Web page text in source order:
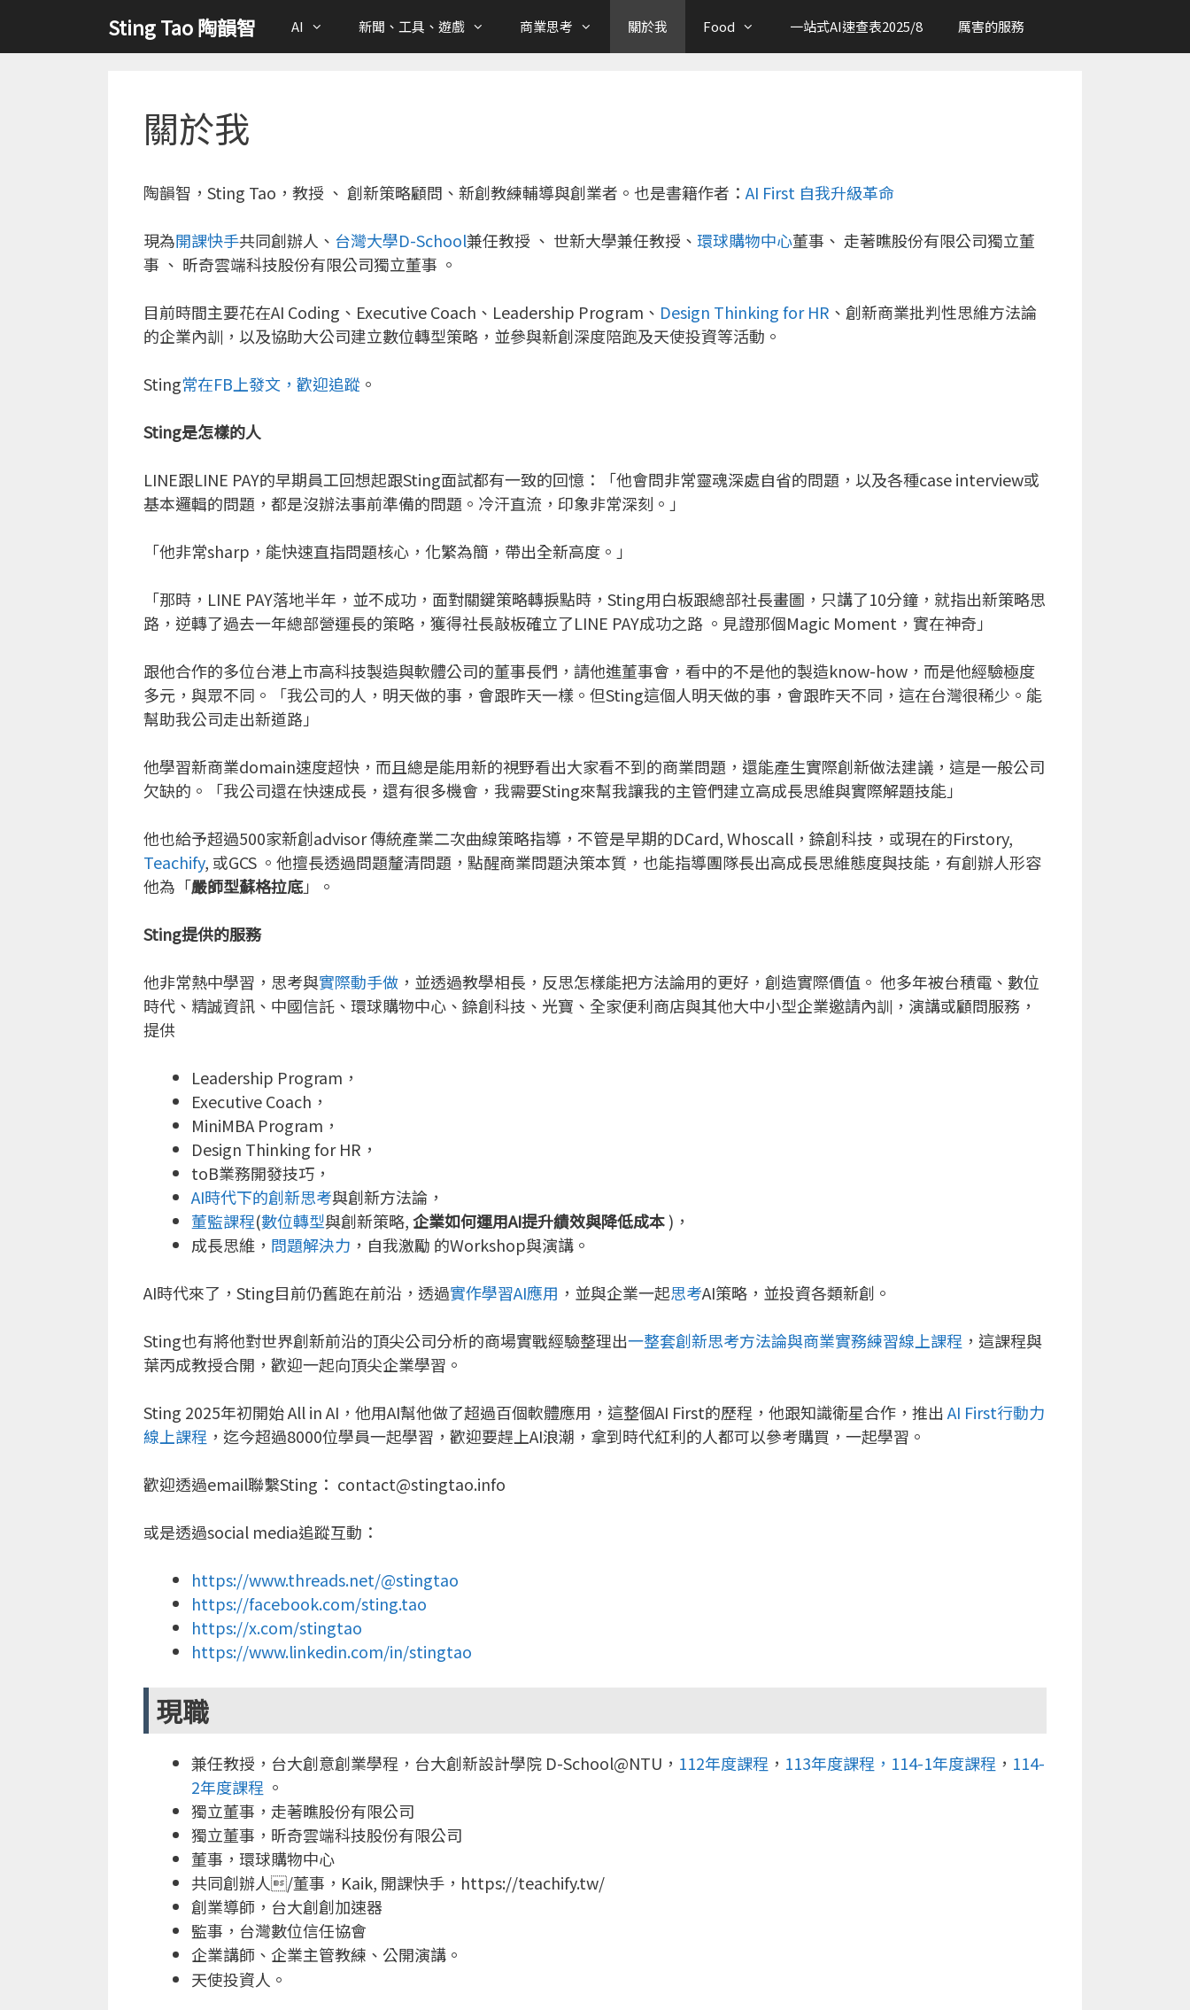
主
Sting Tao 陶韻智 AI 新聞、工具、遊戲 商業思考 關於我 Food 一站式AI速查表2025/8 厲害的服務
關於我
陶韻智，Sting Tao，教授 、 創新策略顧問、新創教練輔導與創業者。也是書籍作者： AI First 自我升級革命
現為開課快手共同創辦人、 台灣大學D-School兼任教授 、 世新大學兼任教授、 環球購物中心董事、 走著瞧股份有限公司獨立董
事 、 昕奇雲端科技股份有限公司獨立董事 。
目前時間主要花在AI Coding、Executive Coach、Leadership Program、 Design Thinking for HR 、創新商業批判性思維方法論
的企業內訓，以及協助大公司建立數位轉型策略，並參與新創深度陪跑及天使投資等活動。
Sting常在FB上發文，歡迎追蹤 。
Sting是怎樣的人
LINE跟LINE PAY的早期員工回想起跟Sting面試都有一致的回憶：「他會問非常靈魂深處自省的問題，以及各種case interview或
基本邏輯的問題，都是沒辦法事前準備的問題。冷汗直流，印象非常深刻。」
「他非常sharp，能快速直指問題核心，化繁為簡，帶出全新高度。」
「那時，LINE PAY落地半年，並不成功，面對關鍵策略轉捩點時，Sting用白板跟總部社長畫圖，只講了10分鐘，就指出新策略思
路，逆轉了過去一年總部營運長的策略，獲得社長敲板確立了LINE PAY成功之路 。見證那個Magic Moment，實在神奇」
跟他合作的多位台港上市高科技製造與軟體公司的董事長們，請他進董事會，看中的不是他的製造know-how，而是他經驗極度
多元，與眾不同。「我公司的人，明天做的事，會跟昨天一樣。但Sting這個人明天做的事，會跟昨天不同，這在台灣很稀少。能
幫助我公司走出新道路」
他學習新商業domain速度超快，而且總是能用新的視野看出大家看不到的商業問題，還能產生實際創新做法建議，這是一般公司
欠缺的。「我公司還在快速成長，還有很多機會，我需要Sting來幫我讓我的主管們建立高成長思維與實際解題技能」
他也給予超過500家新創advisor 傳統產業二次曲線策略指導，不管是早期的DCard, Whoscall，錼創科技，或現在的Firstory,
Teachify, 或GCS 。他擅長透過問題釐清問題，點醒商業問題決策本質，也能指導團隊長出高成長思維態度與技能，有創辦人形容
他為「嚴師型蘇格拉底」。
Sting提供的服務
他非常熱中學習，思考與實際動手做 ，並透過教學相長，反思怎樣能把方法論用的更好，創造實際價值。 他多年被台積電、數位
時代、精誠資訊、中國信託、環球購物中心、錼創科技、光寶、全家便利商店與其他大中小型企業邀請內訓，演講或顧問服務，
提供
Leadership Program，
Executive Coach，
MiniMBA Program，
Design Thinking for HR，
toB業務開發技巧，
AI時代下的創新思考與創新方法論，
董監課程(數位轉型與創新策略,企業如何運用AI提升績效與降低成本)，
成長思維， 問題解決力 ，自我激勵 的Workshop與演講。
AI時代來了，Sting目前仍舊跑在前沿，透過實作學習AI應用 ，並與企業一起思考AI策略，並投資各類新創。
Sting也有將他對世界創新前沿的頂尖公司分析的商場實戰經驗整理出一整套創新思考方法論與商業實務練習線上課程 ，這課程與
葉丙成教授合開，歡迎一起向頂尖企業學習。
Sting 2025年初開始 All in AI，他用AI幫他做了超過百個軟體應用，這整個AI First的歷程，他跟知識衛星合作，推出 AI First行動力
線上課程 ，迄今超過8000位學員一起學習，歡迎要趕上AI浪潮，拿到時代紅利的人都可以參考購買，一起學習。
歡迎透過email聯繫Sting： contact@stingtao.info
或是透過social media追蹤互動：
https://www.threads.net/@stingtao
https://facebook.com/sting.tao
https://x.com/stingtao
https://www.linkedin.com/in/stingtao
現職
兼任教授，台大創意創業學程，台大創新設計學院 D-School@NTU， 112年度課程 ， 113年度課程 ，114-1年度課程 ， 114-
2年度課程 。
獨立董事，走著瞧股份有限公司
獨立董事，昕奇雲端科技股份有限公司
董事，環球購物中心
共同創辦人/董事，Kaik, 開課快手，https://teachify.tw/
創業導師，台大創創加速器
監事，台灣數位信任協會
企業講師、企業主管教練、公開演講。
天使投資人。